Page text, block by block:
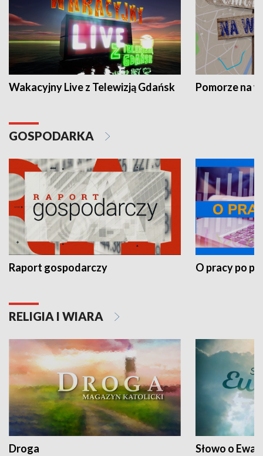
Wakacyjny Live z Telewizją Gdańsk Pomorze na
GOSPODARKA
Raport gospodarczy O pracy po
RELIGIA I WIARA
Droga Słowo o